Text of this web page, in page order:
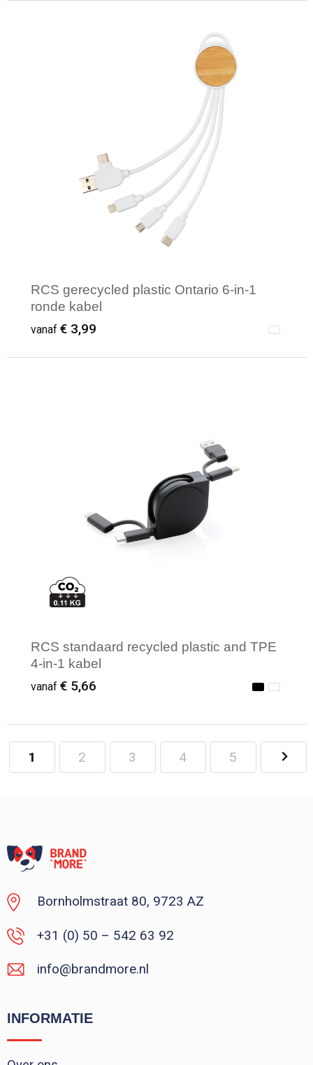
RCS gerecycled plastic Ontario 6-in-1
ronde kabel
vanaf € 3,99
RCS standaard recycled plastic and TPE
4-in-1 kabel
vanaf € 5,66
Minimale afname: 1
1 2 3 4 5
Bornholmstraat 80, 9723 AZ
+31 (0) 50 – 542 63 92
info@brandmore.nl
INFORMATIE